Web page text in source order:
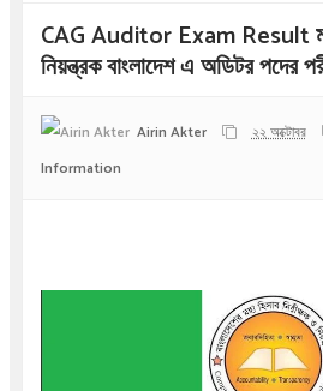
CAG Auditor Exam Result
নিয়ন্ত্রক বাংলাদেশ এ অডিটর পদের
Airin Akter ২২ অক্টোবর
Information